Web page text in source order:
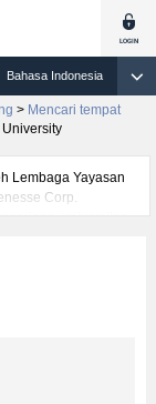
Bahasa Indonesia
> Mencari tempat
University
Lembaga Yayasan
Corp.
universitas
serta berbagai
seperti kuota
mahasiswa(i)